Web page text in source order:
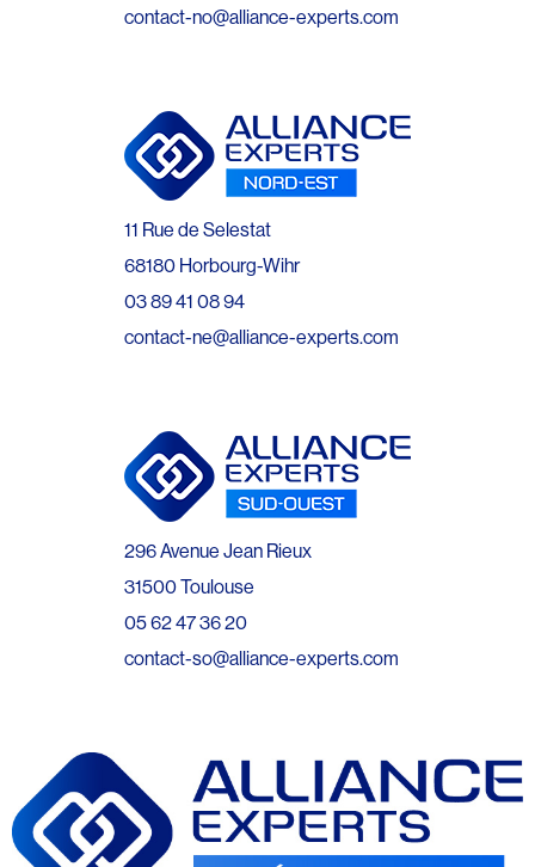
contact-no@alliance-experts.com
11 Rue de Selestat
68180 Horbourg-Wihr
03 89 41 08 94
contact-ne@alliance-experts.com
296 Avenue Jean Rieux
31500 Toulouse
05 62 47 36 20
contact-so@alliance-experts.com